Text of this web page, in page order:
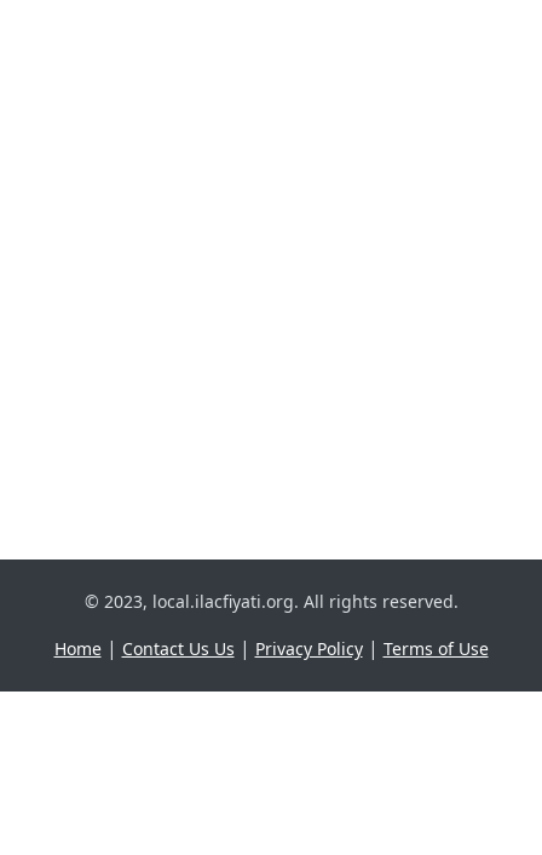
© 2023, local.ilacfiyati.org. All rights reserved.
Home| Contact Us Us | Privacy Policy| Terms of Use